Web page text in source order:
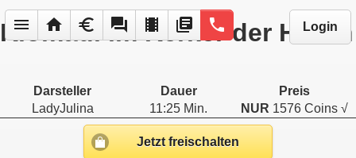
menu home euro forum local_movies library_books phone Login
Klomaul im Kerker der Herrin
Darsteller Dauer
Preis
LadyJulina
11:25 Min. NUR 1576 Coins √
Jetzt freischalten